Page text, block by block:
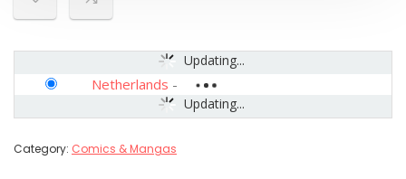
Updating...
Updating...
Netherlands -
Category: Comics & Mangas